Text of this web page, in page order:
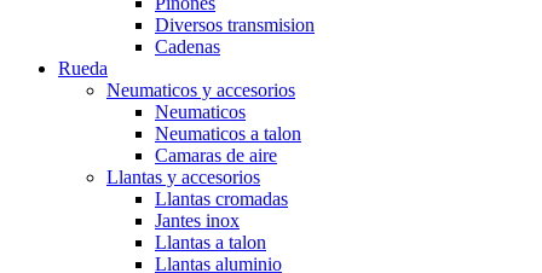
Diversos transmision
Cadenas
Rueda
Neumaticos y accesorios
Neumaticos
Neumaticos a talon
Camaras de aire
Llantas y accesorios
Llantas cromadas
Jantes inox
Llantas a talon
Llantas aluminio